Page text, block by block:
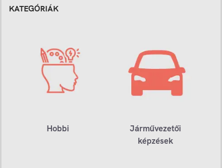
KATEGÓRIÁK
Hobbi
Járművezetői
képzések